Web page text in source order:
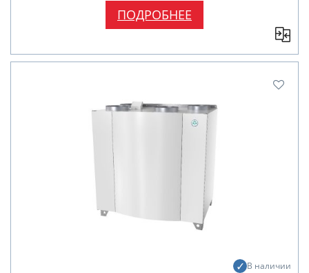
ПОДРОБНЕЕ
В наличии